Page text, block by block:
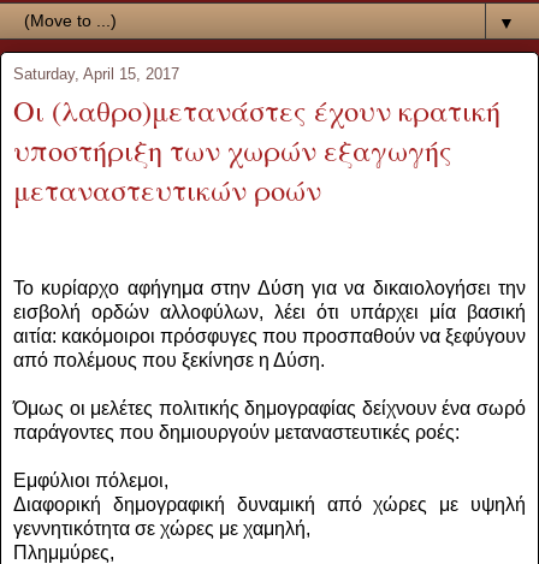
▼
Saturday, April 15, 2017
Οι (λαθρο)μετανάστες έχουν κρατική
υποστήριξη των χωρών εξαγωγής
μεταναστευτικών ροών
Το κυρίαρχο αφήγημα στην Δύση για να δικαιολογήσει την
εισβολή ορδών αλλοφύλων, λέει ότι υπάρχει μία βασική
αιτία: κακόμοιροι πρόσφυγες που προσπαθούν να ξεφύγουν
από πολέμους που ξεκίνησε η Δύση.
Όμως οι μελέτες πολιτικής δημογραφίας δείχνουν ένα σωρό
παράγοντες που δημιουργούν μεταναστευτικές ροές:
Εμφύλιοι πόλεμοι,
Διαφορική δημογραφική δυναμική από χώρες με υψηλή
γεννητικότητα σε χώρες με χαμηλή,
Πλημμύρες,